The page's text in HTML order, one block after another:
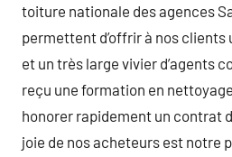
toiture nationale des agences
permettent d’offrir à nos
et un très large vivier d’agents
reçu une formation en
honorer rapidement un contrat
joie de nos acheteurs est notre